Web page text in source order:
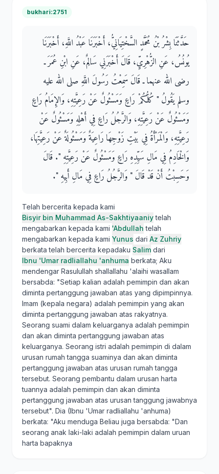
bukhari:2751
حَدَّثَنَا بِشْرُ بْنُ مُحَمَّدٍ السَّخْتِيَانِيُّ، أَخْبَرَنَا عَبْدُ اللَّهِ، أَخْبَرَنَا
يُونُسُ، عَنِ الزُّهْرِيِّ، قَالَ أَخْبَرَنِي سَالِمٌ، عَنِ ابْنِ عُمَرَ ـ
رضى الله عنهما ـ قَالَ سَمِعْتُ رَسُولَ اللَّهِ صلى الله عليه
وسلم يَقُولُ ‏"‏ كُلُّكُمْ رَاعٍ وَمَسْئُولٌ عَنْ رَعِيَّتِهِ، وَالإِمَامُ رَاعٍ
وَمَسْئُولٌ عَنْ رَعِيَّتِهِ، وَالرَّجُلُ رَاعٍ فِي أَهْلِهِ وَمَسْئُولٌ عَنْ
رَعِيَّتِهِ، وَالْمَرْأَةُ فِي بَيْتِ زَوْجِهَا رَاعِيَةٌ وَمَسْئُولَةٌ عَنْ رَعِيَّتِهَا،
وَالْخَادِمُ فِي مَالِ سَيِّدِهِ رَاعٍ وَمَسْئُولٌ عَنْ رَعِيَّتِهِ ‏"‏‏.‏ قَالَ
وَحَسِبْتُ أَنْ قَدْ قَالَ ‏"‏ وَالرَّجُلُ رَاعٍ فِي مَالِ أَبِيهِ ‏"‏‏.‏
Telah bercerita kepada kami
Bisyir bin Muhammad As-Sakhtiyaaniytelah
mengabarkan kepada kami 'Abdullah telah
mengabarkan kepada kami Yunus dari Az Zuhriy
berkata telah bercerita kepadaku Salim dari
Ibnu 'Umar radliallahu 'anhuma berkata; Aku
mendengar Rasulullah shallallahu 'alaihi wasallam
bersabda: "Setiap kalian adalah pemimpin dan akan
diminta pertanggung jawaban atas yang dipimpinnya.
Imam (kepala negara) adalah pemimpin yang akan
diminta pertanggung jawaban atas rakyatnya.
Seorang suami dalam keluarganya adalah pemimpin
dan akan diminta pertanggung jawaban atas
keluarganya. Seorang istri adalah pemimpin di dalam
urusan rumah tangga suaminya dan akan diminta
pertanggung jawaban atas urusan rumah tangga
tersebut. Seorang pembantu dalam urusan harta
tuannya adalah pemimpin dan akan diminta
pertanggung jawaban atas urusan tanggung jawabnya
tersebut". Dia (Ibnu 'Umar radliallahu 'anhuma)
berkata: "Aku menduga Beliau juga bersabda: "Dan
seorang anak laki-laki adalah pemimpin dalam uruan
harta bapaknya